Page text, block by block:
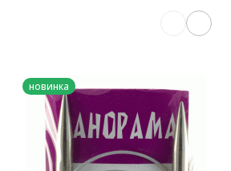
новинка